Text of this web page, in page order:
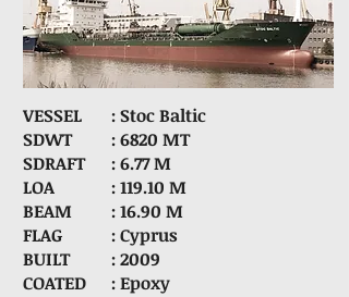
VESSEL
SDWT
SDRAFT
LOA
BEAM
FLAG
BUILT
COATED
: Stoc Baltic
: 6820 MT
: 6.77 M
: 119.10 M
: 16.90 M
: Cyprus
: 2009
: Epoxy